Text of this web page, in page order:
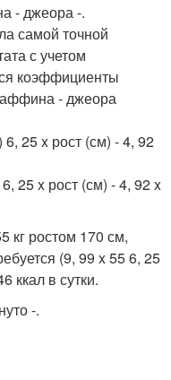
- джеора -.
самой точной
с учетом
коэффициенты
- джеора
25 x рост (см) - 4, 92
25 x рост (см) - 4, 92 x
кг ростом 170 см,
(9, 99 x 55 6, 25
ккал в сутки.
-.